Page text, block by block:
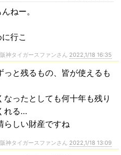
ねー。
行こ
神タイガースファンさん 2022,1/18 16:35
っと残るもの、皆が使えるも
ったとしても何十年も残り
れる…
らしい財産ですね
神タイガースファンさん 2022,1/18 13:09